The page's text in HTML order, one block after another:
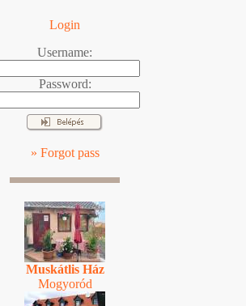
Login
Username:
Password:
» Forgot pass
Muskátlis Ház
Mogyoród